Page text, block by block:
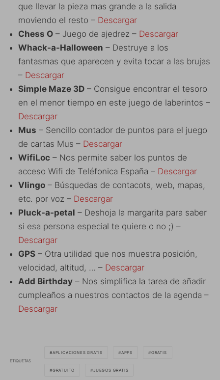
que llevar la pieza mas grande a la salida
moviendo el resto – Descargar
Chess O – Juego de ajedrez – Descargar
Whack-a-Halloween – Destruye a los
fantasmas que aparecen y evita tocar a las brujas
– Descargar
Simple Maze 3D – Consigue encontrar el tesoro
en el menor tiempo en este juego de laberintos –
Descargar
Mus – Sencillo contador de puntos para el juego
de cartas Mus – Descargar
WifiLoc – Nos permite saber los puntos de
acceso Wifi de Teléfonica España – Descargar
Vlingo – Búsquedas de contacots, web, mapas,
etc. por voz – Descargar
Pluck-a-petal – Deshoja la margarita para saber
si esa persona especial te quiere o no ;) –
Descargar
GPS – Otra utilidad que nos muestra posición,
velocidad, altitud, … – Descargar
Add Birthday – Nos simplifica la tarea de añadir
cumpleaños a nuestros contactos de la agenda –
Descargar
ETIQUETAS
APLICACIONES GRATIS APPS GRATIS
GRATUITO JUEGOS GRATIS